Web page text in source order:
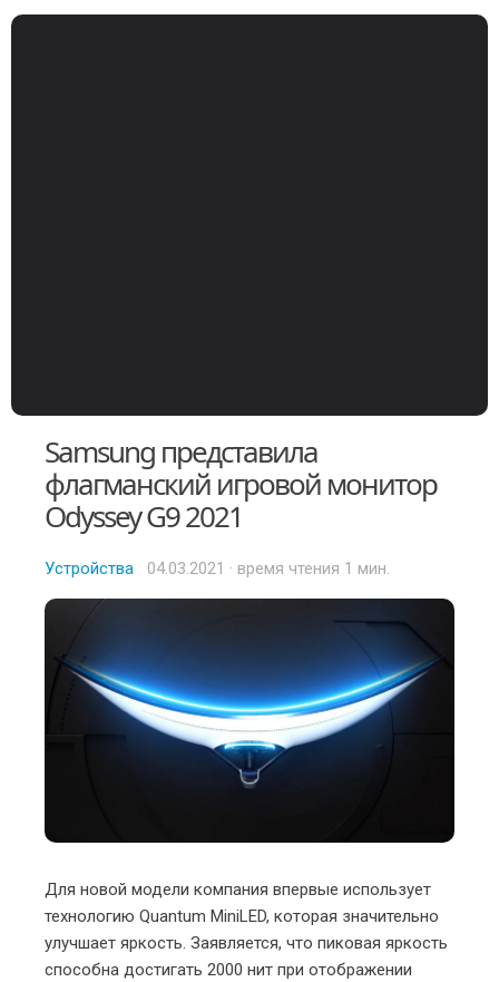
Samsung представила
флагманский игровой монитор
Odyssey G9 2021
Устройства
Posted
on
04.03.2021 · время чтения 1 мин.
Для новой модели компания впервые использует
технологию Quantum MiniLED, которая значительно
улучшает яркость. Заявляется, что пиковая яркость
способна достигать 2000 нит при отображении